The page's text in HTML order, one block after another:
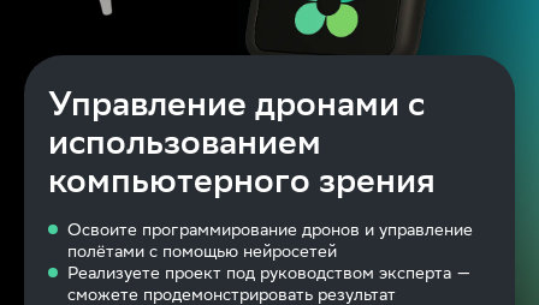
Управление дронами с
использованием
компьютерного зрения
Освоите программирование дронов и управление
полётами с помощью нейросетей
Реализуете проект под руководством эксперта —
сможете продемонстрировать результат